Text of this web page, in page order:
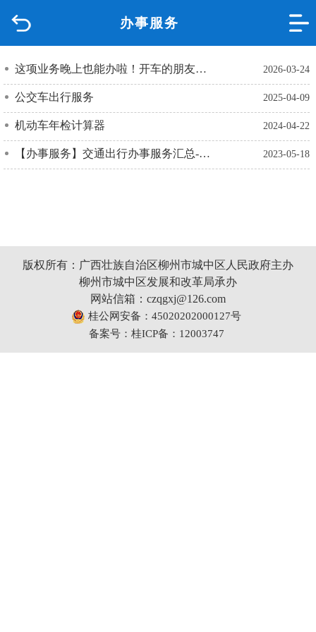
办事服务
品质城中
新闻中心
政府信息公开
数据专题
2026-03-24
这项业务晚上也能办啦！开车的朋友赶紧收藏攻略吧！
2025-04-09
公交车出行服务
2024-04-22
机动车年检计算器
2023-05-18
【办事服务】交通出行办事服务汇总-按主题分类
版权所有：广西壮族自治区柳州市城中区人民政府主办
柳州市城中区发展和改革局承办
网站信箱：czqgxj@126.com
桂公网安备：45020202000127号
备案号：桂ICP备：12003747